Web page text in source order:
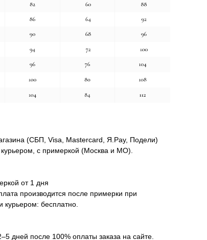
(СБП, Visa, Mastercard, Я.Pay, Подели)
курьером, с примеркой (Москва и МО).
от 1 дня
производится после примерки при
курьером: бесплатно.
дней после 100% оплаты заказа на сайте.